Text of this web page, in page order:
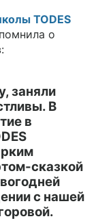
TODES
о
заняли
В
в
сказкой
с нашей